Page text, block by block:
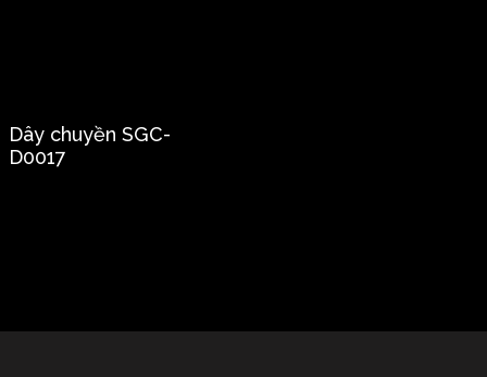
Dây chuyền SGC-
D0017